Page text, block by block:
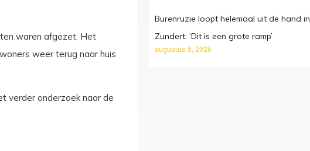
waren afgezet. Het
weer terug naar huis
verder onderzoek naar de
Burenruzie loopt helemaal uit de hand in
Zundert: ‘Dit is een grote ramp’
augustus 5, 2026